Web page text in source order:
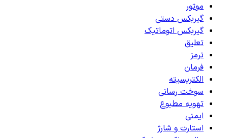
موتور
گیربکس دستی
گیربکس اتوماتیک
تعلیق
ترمز
فرمان
الکتریسیته
سوخت رسانی
تهویه مطبوع
ایمنی
استارت و شارژ